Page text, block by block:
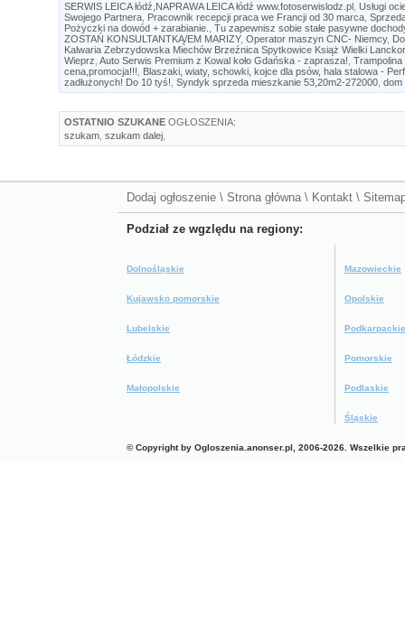
SERWIS LEICA łódź,NAPRAWA LEICA łódź www.fotoserwislodz.pl
Usługi
Swojego Partnera
Pracownik recepcji praca we Francji od 30 marca
Pożyczki na dowód + zarabianie.
Tu zapewnisz sobie stałe pasywne
ZOSTAŃ KONSULTANTKĄ/EM MARIZY, Operator maszyn CNC- Niemcy,
Kalwaria Zebrzydowska Miechów Brzeźnica Spytkowice Książ Wielki
Wieprz Auto Serwis Premium z Kowal koło Gdańska - zaprasza!
cena,promocja!!!
Blaszaki, wiaty, schowki, kojce dla psów, hala stalowa -
zadłużonych! Do 10 tyś! Syndyk sprzeda mieszkanie 53,20m2-272000 dom
OSTATNIO SZUKANE OGŁOSZENIA:
szukam szukam dalej
Dodaj ogłoszenie \ Strona główna\ Kontakt \
Podział ze wgzlędu na regiony:
Dolnośląskie
Kujawsko pomorskie
Lubelskie
Łódzkie
Małopolskie
Mazowieckie
Opolskie
Podkarpackie
Pomorskie
Podlaskie
Śląskie
© Copyright by Ogloszenia.anonser.pl, 2006-2026. Wszelkie